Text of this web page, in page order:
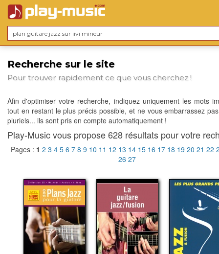
Recherche sur le site
Pour trouver rapidement ce que vous cherchez !
Afin d'optimiser votre recherche, indiquez uniquement les mots
tout en restant le plus précis possible, et ne vous embarrassez
pluriels... ils sont pris en compte automatiquement !
Play-Music vous propose 628 résultats pour votre
Pages : 1 2 3 4 5 6 7 8 9 10 11 12 13 14 15 16 17 18 19 20 21 22
26 27